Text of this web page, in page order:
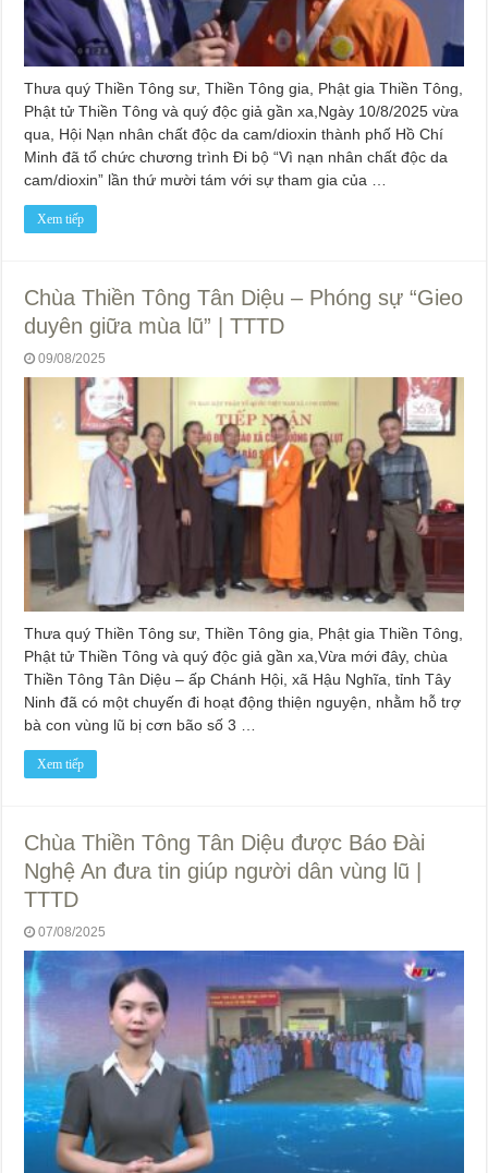
Thưa quý Thiền Tông sư, Thiền Tông gia, Phật gia Thiền Tông,
Phật tử Thiền Tông và quý độc giả gần xa,Ngày 10/8/2025 vừa
qua, Hội Nạn nhân chất độc da cam/dioxin thành phố Hồ Chí
Minh đã tổ chức chương trình Đi bộ “Vì nạn nhân chất độc da
cam/dioxin” lần thứ mười tám với sự tham gia của …
Xem tiếp
Chùa Thiền Tông Tân Diệu – Phóng sự “Gieo
duyên giữa mùa lũ” | TTTD
09/08/2025
Thưa quý Thiền Tông sư, Thiền Tông gia, Phật gia Thiền Tông,
Phật tử Thiền Tông và quý độc giả gần xa,Vừa mới đây, chùa
Thiền Tông Tân Diệu – ấp Chánh Hội, xã Hậu Nghĩa, tỉnh Tây
Ninh đã có một chuyến đi hoạt động thiện nguyện, nhằm hỗ trợ
bà con vùng lũ bị cơn bão số 3 …
Xem tiếp
Chùa Thiền Tông Tân Diệu được Báo Đài
Nghệ An đưa tin giúp người dân vùng lũ |
TTTD
07/08/2025